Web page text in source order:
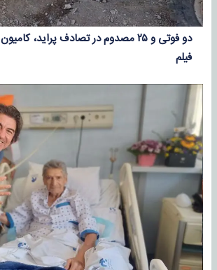
دو فوتی و ۲۵ مصدوم در تصادف پراید،
فیلم